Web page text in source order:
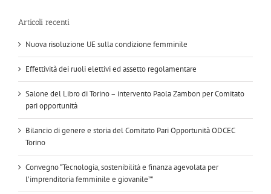
Articoli recenti
Nuova risoluzione UE sulla condizione femminile
Effettività dei ruoli elettivi ed assetto regolamentare
Salone del Libro di Torino – intervento Paola Zambon per Comitato
pari opportunità
Bilancio di genere e storia del Comitato Pari Opportunità ODCEC
Torino
Convegno “Tecnologia, sostenibilità e finanza agevolata per
l’imprenditoria femminile e giovanile””